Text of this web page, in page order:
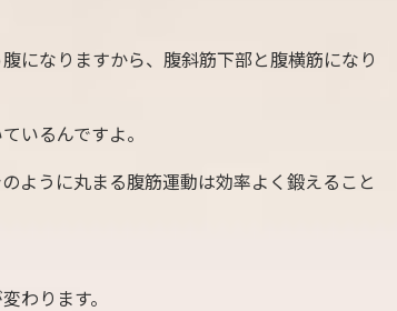
になりますから、腹斜筋下部と腹横筋になり
いるんですよ。
ように丸まる腹筋運動は効率よく鍛えること
わります。